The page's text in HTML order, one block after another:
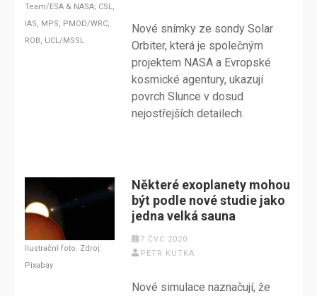
Team/ESA & NASA; CSL,
IAS, MPS, PMOD/WRC,
ROB, UCL/MSSL
Nové snímky ze sondy Solar
Orbiter, která je společným
projektem NASA a Evropské
kosmické agentury, ukazují
povrch Slunce v dosud
nejostřejších detailech.
Ilustrační foto. Zdroj:
Pixabay
Některé exoplanety mohou
být podle nové studie jako
jedna velká sauna
7 ČVC 2020
PETR KUTKA
Nové simulace naznačují, že